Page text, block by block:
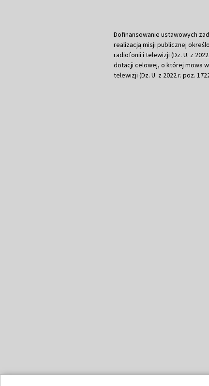
Dofinansowanie ustawowych
realizacją misji publicznej
radiofonii i telewizji (Dz. U. z
dotacji celowej, o której mowa
telewizji (Dz. U. z 2022 r. poz.